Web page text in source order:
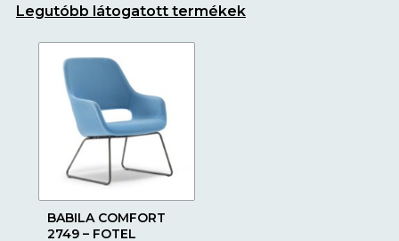
Legutóbb látogatott termékek
BABILA COMFORT
2749 – FOTEL